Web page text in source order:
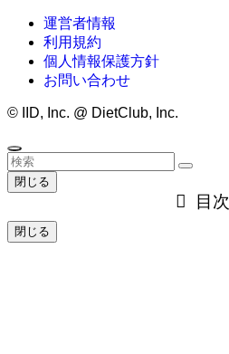
運営者情報
利用規約
個人情報保護方針
お問い合わせ
© IID, Inc. @ DietClub, Inc.
閉じる
目次
閉じる